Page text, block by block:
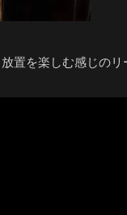
置を楽しむ感じの